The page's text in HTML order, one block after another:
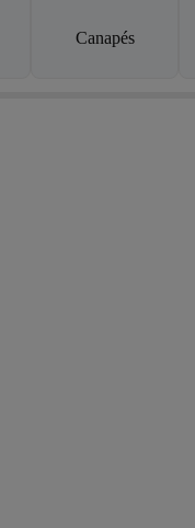
Canapés